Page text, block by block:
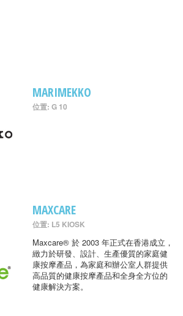
MARIMEKKO
位置: G 10
MAXCARE
位置: L5 KIOSK
Maxcare® 於 2003 年正式在香港成立，
緻力於研發、設計、生產優質的家庭健
康按摩產品，為家庭和辦公室人群提供
高品質的健康按摩產品和全身全方位的
健康解決方案。